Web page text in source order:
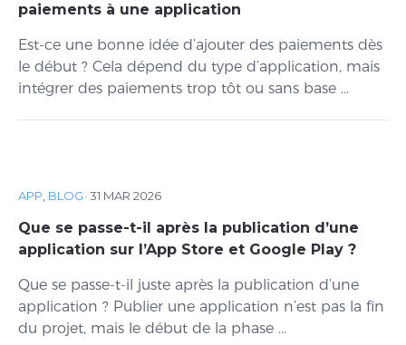
paiements à une application
Est-ce une bonne idée d’ajouter des paiements dès
le début ? Cela dépend du type d’application, mais
intégrer des paiements trop tôt ou sans base ...
APP, BLOG ·31 MAR 2026
Que se passe-t-il après la publication d’une
application sur l’App Store et Google Play ?
Que se passe-t-il juste après la publication d’une
application ? Publier une application n’est pas la fin
du projet, mais le début de la phase ...